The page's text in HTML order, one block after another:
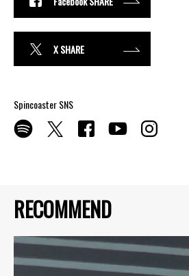
RECOMMEND
X SHARE
Spincoaster SNS